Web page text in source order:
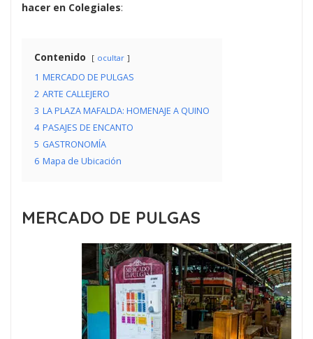
hacer en Colegiales:
Contenido ocultar
1 MERCADO DE PULGAS
2 ARTE CALLEJERO
3 LA PLAZA MAFALDA: HOMENAJE A QUINO
4 PASAJES DE ENCANTO
5 GASTRONOMÍA
6 Mapa de Ubicación
MERCADO DE PULGAS